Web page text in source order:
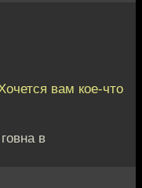
вам кое-что
в